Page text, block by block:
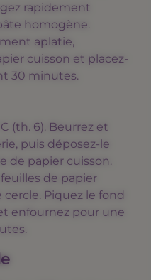
rapidement
homogène.
aplatie,
cuisson et placez-
30 minutes.
(th. 6). Beurrez et
puis déposez-le
de papier cuisson.
de papier
Piquez le fond
enfournez pour une